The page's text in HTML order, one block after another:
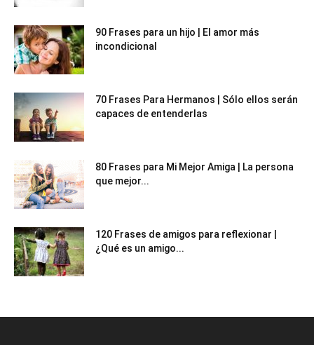
90 Frases para un hijo | El amor más
incondicional
70 Frases Para Hermanos | Sólo ellos serán
capaces de entenderlas
80 Frases para Mi Mejor Amiga | La persona
que mejor...
120 Frases de amigos para reflexionar |
¿Qué es un amigo...